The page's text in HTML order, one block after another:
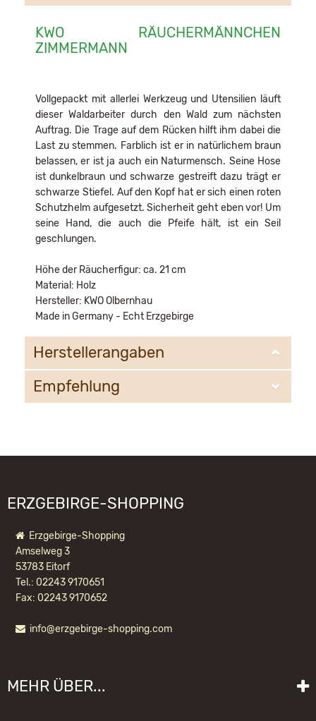
KWO RÄUCHERMÄNNCHEN
ZIMMERMANN
Vollgepackt mit allerlei Werkzeug und Utensilien läuft
dieser Waldarbeiter durch den Wald zum nächsten
Auftrag. Die Trage auf dem Rücken hilft ihm dabei die
Last zu stemmen. Farblich ist er in natürlichem braun
belassen, er ist ja auch ein Naturmensch. Seine Hose
ist dunkelbraun und schwarze gestreift dazu trägt er
schwarze Stiefel. Auf den Kopf hat er sich einen roten
Schutzhelm aufgesetzt. Sicherheit geht eben vor! Um
seine Hand, die auch die Pfeife hält, ist ein Seil
geschlungen.
Höhe der Räucherfigur: ca. 21 cm
Material: Holz
Hersteller: KWO Olbernhau
Made in Germany - Echt Erzgebirge
Herstellerangaben
KWO Kunstgewerbe-Werkstätten Olbernhau GmbH
Empfehlung
ERZGEBIRGE-SHOPPING
Erzgebirge-Shopping
Amselweg 3
53783 Eitorf
Tel.: 02243 9170651
Fax: 02243 9170652
info@erzgebirge-shopping.com
MEHR ÜBER...